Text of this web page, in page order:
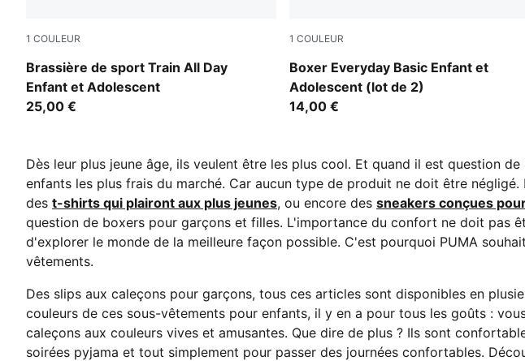
1 COULEUR
Brassière de sport Train All Day
Enfant et Adolescent
Puma Black
25,00 €
1 COULEUR
Boxer Everyday Basic Enfant et
Adolescent (lot de 2)
black / various logo colors
14,00 €
Dès leur plus jeune âge, ils veulent être les plus cool. Et quand il est question
enfants les plus frais du marché. Car aucun type de produit ne doit être négligé.
des t-shirts qui plairont aux plus jeunes, ou encore des sneakers conçues
question de boxers pour garçons et filles. L'importance du confort ne doit pas
d'explorer le monde de la meilleure façon possible. C'est pourquoi PUMA
vêtements.
Des slips aux caleçons pour garçons, tous ces articles sont disponibles en
couleurs de ces sous-vêtements pour enfants, il y en a pour tous les goûts :
caleçons aux couleurs vives et amusantes. Que dire de plus ? Ils sont
soirées pyjama et tout simplement pour passer des journées confortables.